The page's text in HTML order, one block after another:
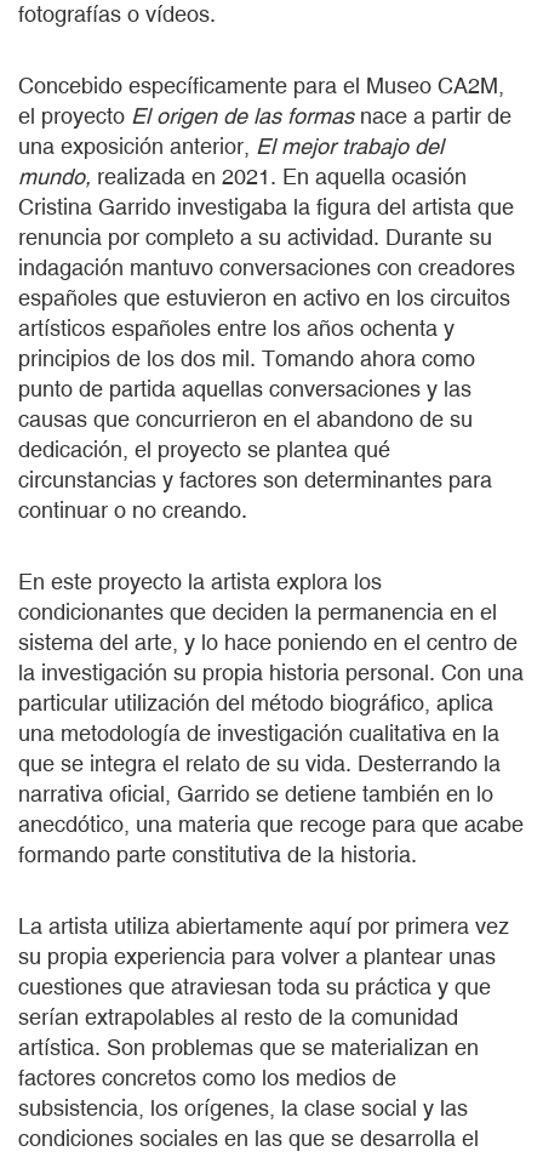
fotografías o vídeos.
Concebido específicamente para el Museo CA2M,
el proyecto El origen de las formasnace a partir de
una exposición anterior, El mejor trabajo del
mundo, realizada en 2021. En aquella ocasión
Cristina Garrido investigaba la figura del artista que
renuncia por completo a su actividad. Durante su
indagación mantuvo conversaciones con creadores
españoles que estuvieron en activo en los circuitos
artísticos españoles entre los años ochenta y
principios de los dos mil. Tomando ahora como
punto de partida aquellas conversaciones y las
causas que concurrieron en el abandono de su
dedicación, el proyecto se plantea qué
circunstancias y factores son determinantes para
continuar o no creando.
En este proyecto la artista explora los
condicionantes que deciden la permanencia en el
sistema del arte, y lo hace poniendo en el centro de
la investigación su propia historia personal. Con una
particular utilización del método biográfico, aplica
una metodología de investigación cualitativa en la
que se integra el relato de su vida. Desterrando la
narrativa oficial, Garrido se detiene también en lo
anecdótico, una materia que recoge para que acabe
formando parte constitutiva de la historia.
La artista utiliza abiertamente aquí por primera vez
su propia experiencia para volver a plantear unas
cuestiones que atraviesan toda su práctica y que
serían extrapolables al resto de la comunidad
artística. Son problemas que se materializan en
factores concretos como los medios de
subsistencia, los orígenes, la clase social y las
condiciones sociales en las que se desarrolla el